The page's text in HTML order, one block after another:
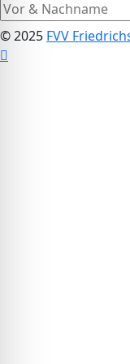
© 2025 FVV